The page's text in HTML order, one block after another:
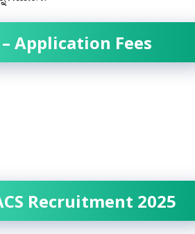
Application Fees
Recruitment 2025